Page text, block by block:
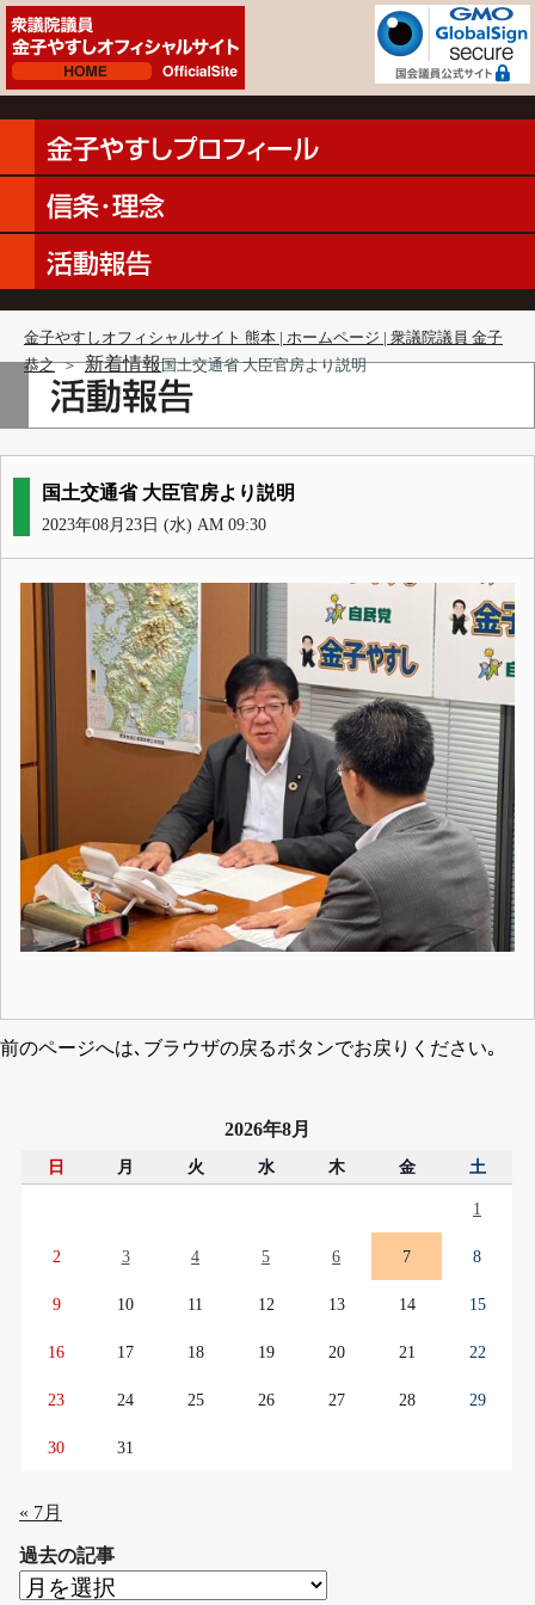
金子やすしオフィシャルサイト 熊本 | ホームページ | 衆議院議員 金子
恭之 ＞ 新着情報国土交通省 大臣官房より説明
国土交通省 大臣官房より説明
2023年08月23日 (水) AM 09:30
前のページへは､ブラウザの戻るボタンでお戻りください｡
2026年8月
日 月 火 水 木 金 土
1
2 3 4 5 6 7 8
9 10 11 12 13 14 15
16 17 18 19 20 21 22
23 24 25 26 27 28 29
30 31
« 7月
過去の記事
過